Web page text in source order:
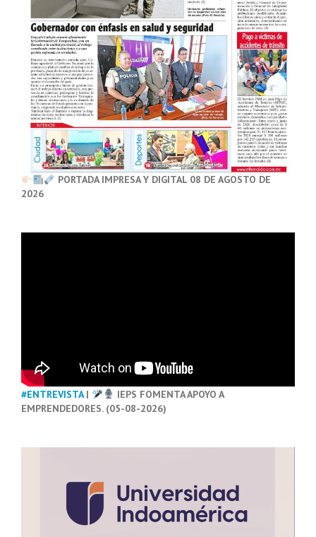
PORTADA IMPRESA Y DIGITAL 08 DE AGOSTO DE
2026
#ENTREVISTA|
IEPS FOMENTA APOYO A
EMPRENDEDORES. (05-08-2026)